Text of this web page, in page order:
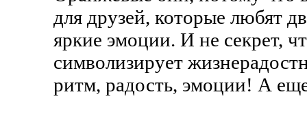
для друзей, которые любят
яркие эмоции. И не секрет,
символизирует
ритм, радость, эмоции! А